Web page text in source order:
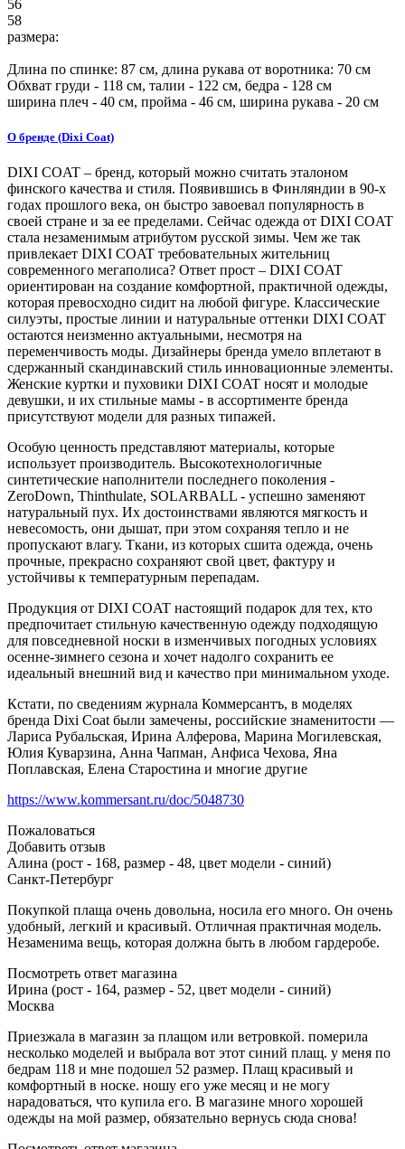
56
58
размера:
Длина по спинке: 87 см, длина рукава от воротника: 70 см
Обхват груди - 118 см, талии - 122 см, бедра - 128 см
ширина плеч - 40 см, пройма - 46 см, ширина рукава - 20 см
О бренде (Dixi Coat)
DIXI COAT – бренд, который можно считать эталоном
финского качества и стиля. Появившись в Финляндии в 90-х
годах прошлого века, он быстро завоевал популярность в
своей стране и за ее пределами. Сейчас одежда от DIXI COAT
стала незаменимым атрибутом русской зимы. Чем же так
привлекает DIXI COAT требовательных жительниц
современного мегаполиса? Ответ прост – DIXI COAT
ориентирован на создание комфортной, практичной одежды,
которая превосходно сидит на любой фигуре. Классические
силуэты, простые линии и натуральные оттенки DIXI COAT
остаются неизменно актуальными, несмотря на
переменчивость моды. Дизайнеры бренда умело вплетают в
сдержанный скандинавский стиль инновационные элементы.
Женские куртки и пуховики DIXI COAT носят и молодые
девушки, и их стильные мамы - в ассортименте бренда
присутствуют модели для разных типажей.
Особую ценность представляют материалы, которые
использует производитель. Высокотехнологичные
синтетические наполнители последнего поколения -
ZeroDown, Thinthulate, SOLARBALL - успешно заменяют
натуральный пух. Их достоинствами являются мягкость и
невесомость, они дышат, при этом сохраняя тепло и не
пропускают влагу. Ткани, из которых сшита одежда, очень
прочные, прекрасно сохраняют свой цвет, фактуру и
устойчивы к температурным перепадам.
Продукция от DIXI COAT настоящий подарок для тех, кто
предпочитает стильную качественную одежду подходящую
для повседневной носки в изменчивых погодных условиях
осенне-зимнего сезона и хочет надолго сохранить ее
идеальный внешний вид и качество при минимальном уходе.
Кстати, по сведениям журнала Коммерсантъ, в моделях
бренда Dixi Coat были замечены, российские знаменитости —
Лариса Рубальская, Ирина Алферова, Марина Могилевская,
Юлия Куварзина, Анна Чапман, Анфиса Чехова, Яна
Поплавская, Елена Старостина и многие другие
https://www.kommersant.ru/doc/5048730
Пожаловаться
Добавить отзыв
Алина (рост - 168, размер - 48, цвет модели - синий)
Санкт-Петербург
Покупкой плаща очень довольна, носила его много. Он очень
удобный, легкий и красивый. Отличная практичная модель.
Незаменима вещь, которая должна быть в любом гардеробе.
Посмотреть ответ магазина
Ирина (рост - 164, размер - 52, цвет модели - синий)
Москва
Приезжала в магазин за плащом или ветровкой. померила
несколько моделей и выбрала вот этот синий плащ. у меня по
бедрам 118 и мне подошел 52 размер. Плащ красивый и
комфортный в носке. ношу его уже месяц и не могу
нарадоваться, что купила его. В магазине много хорошей
одежды на мой размер, обязательно вернусь сюда снова!